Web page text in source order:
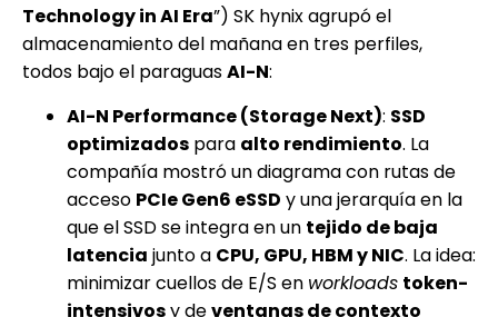
Technology in AI Era”) SK hynix agrupó el
almacenamiento del mañana en tres perfiles,
todos bajo el paraguasAI-N:
AI-N Performance (Storage Next): SSD
optimizados para alto rendimiento. La
compañía mostró un diagrama con rutas de
acceso PCIe Gen6 eSSD y una jerarquía en la
que el SSD se integra en un tejido de baja
latencia junto a CPU, GPU, HBM y NIC. La idea:
minimizar cuellos de E/S en workloads token-
intensivosy deventanas de contexto